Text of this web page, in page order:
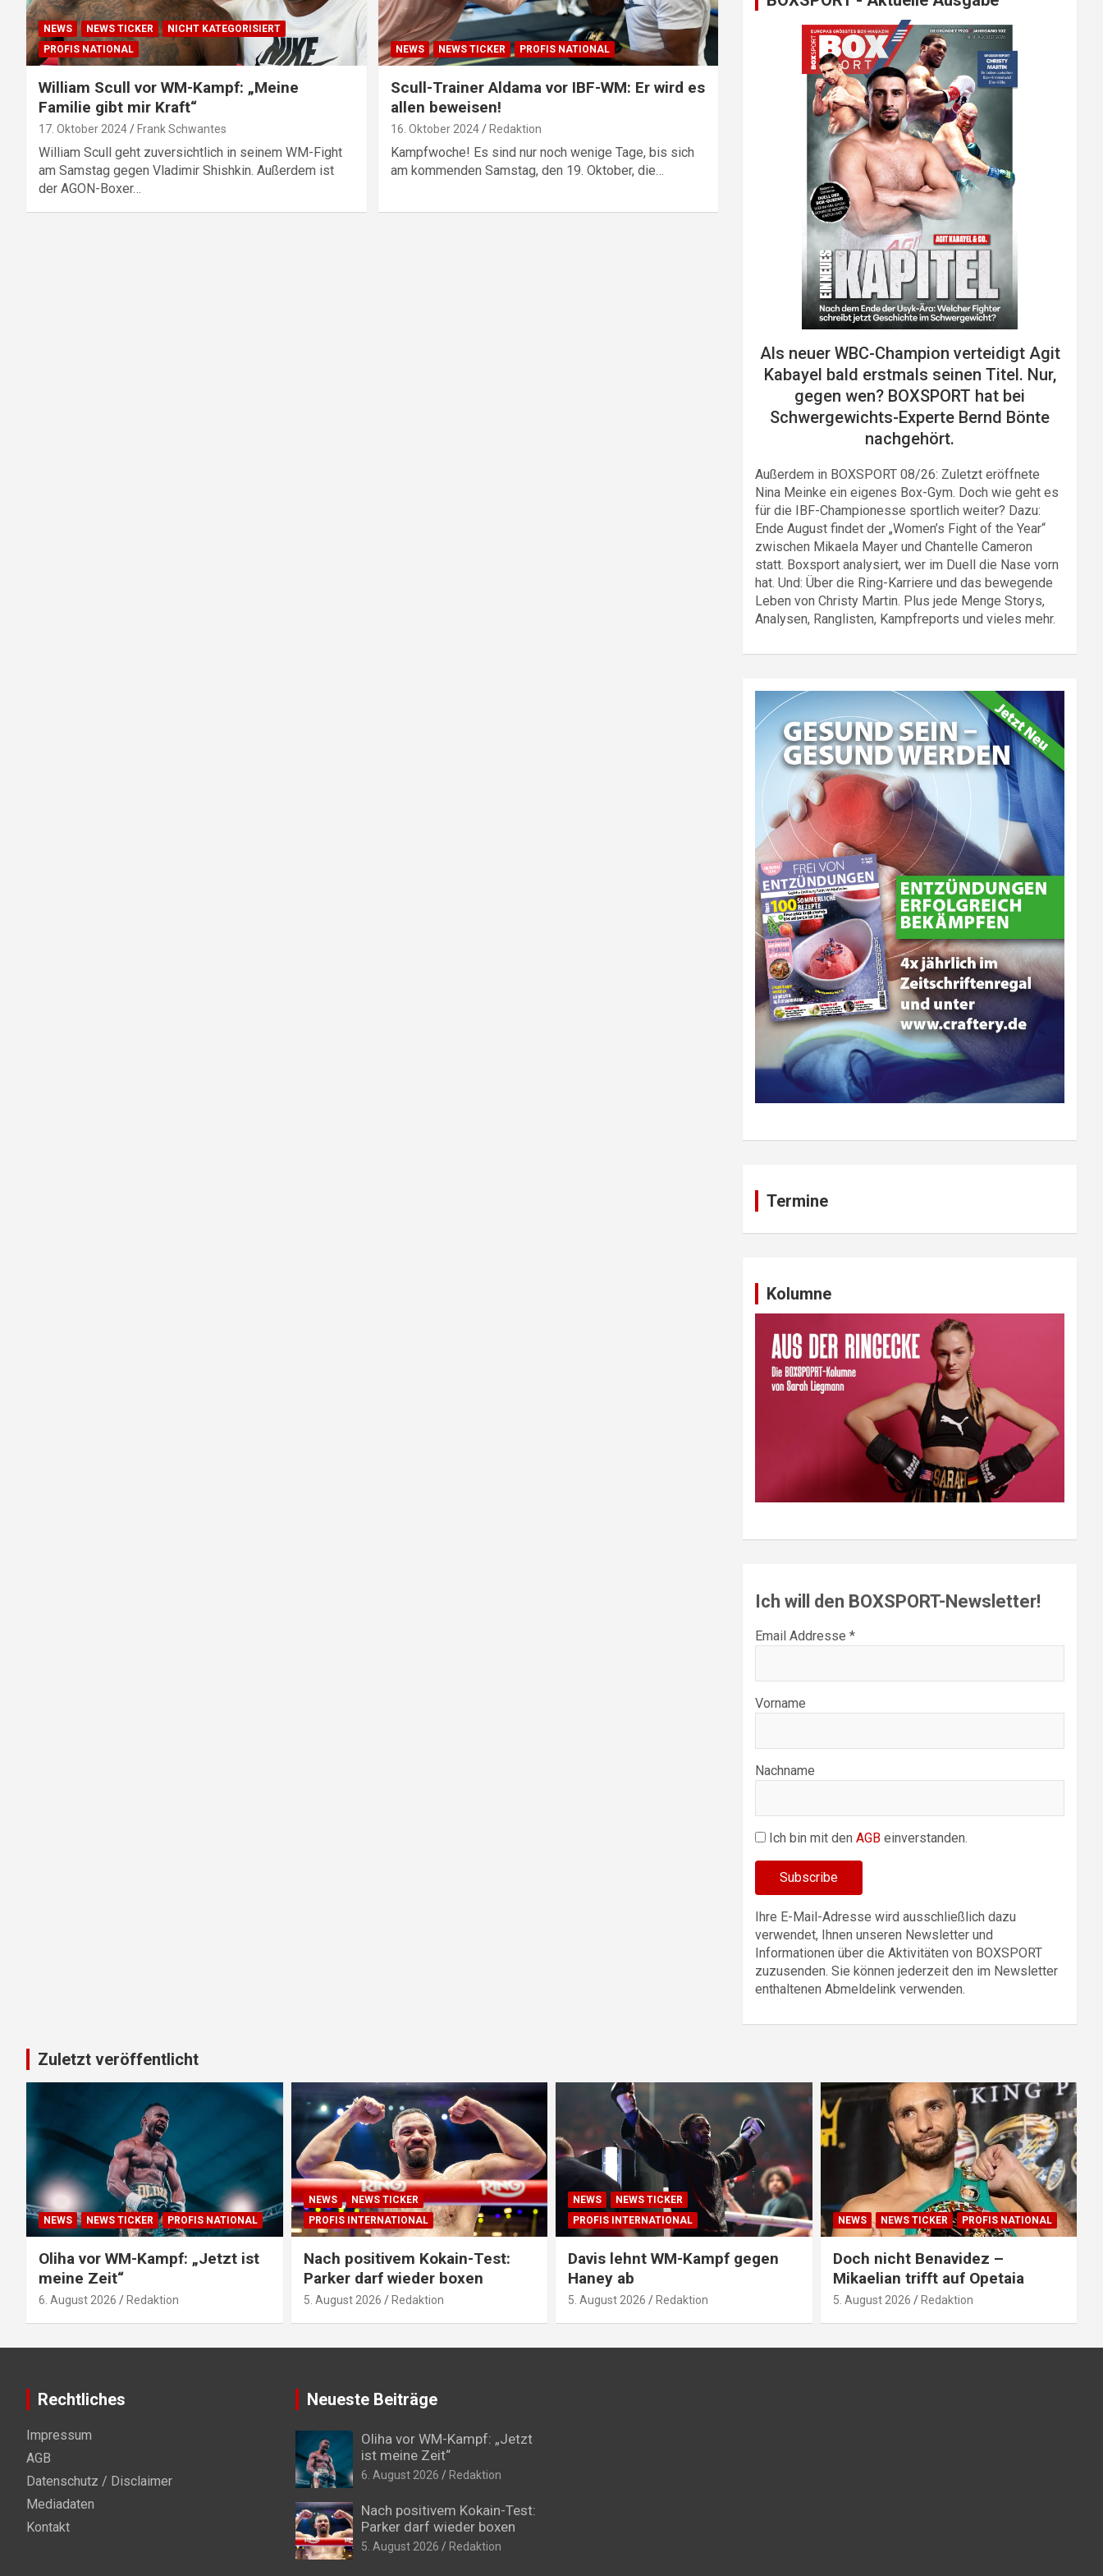
NEWS NEWS TICKER
NICHT KATEGORISIERT
PROFIS NATIONAL
William Scull vor WM-Kampf: „Meine
Familie gibt mir Kraft“
17. Oktober 2024 Frank Schwantes
William Scull geht zuversichtlich in seinem WM-Fight
am Samstag gegen Vladimir Shishkin. Außerdem ist
der AGON-Boxer…
NEWS NEWS TICKER PROFIS NATIONAL
Scull-Trainer Aldama vor IBF-WM: Er wird es
allen beweisen!
16. Oktober 2024 Redaktion
Kampfwoche! Es sind nur noch wenige Tage, bis sich
am kommenden Samstag, den 19. Oktober, die…
Als neuer WBC-Champion verteidigt Agit
Kabayel bald erstmals seinen Titel. Nur,
gegen wen? BOXSPORT hat bei
Schwergewichts-Experte Bernd Bönte
nachgehört.
Außerdem in BOXSPORT 08/26: Zuletzt eröffnete
Nina Meinke ein eigenes Box-Gym. Doch wie geht es
für die IBF-Championesse sportlich weiter? Dazu:
Ende August findet der „Women’s Fight of the Year“
zwischen Mikaela Mayer und Chantelle Cameron
statt. Boxsport analysiert, wer im Duell die Nase vorn
hat. Und: Über die Ring-Karriere und das bewegende
Leben von Christy Martin. Plus jede Menge Storys,
Analysen, Ranglisten, Kampfreports und vieles mehr.
Termine
Kolumne
Ich will den BOXSPORT-Newsletter!
Email Addresse *
Vorname
Nachname
Ich bin mit denAGB einverstanden.
Ihre E-Mail-Adresse wird ausschließlich dazu
verwendet, Ihnen unseren Newsletter und
Informationen über die Aktivitäten von BOXSPORT
zuzusenden. Sie können jederzeit den im Newsletter
enthaltenen Abmeldelink verwenden.
Zuletzt veröffentlicht
NEWS NEWS TICKER PROFIS NATIONAL
Oliha vor WM-Kampf: „Jetzt ist
meine Zeit“
6. August 2026 Redaktion
NEWS
NEWS TICKER
PROFIS INTERNATIONAL
Nach positivem Kokain-Test:
Parker darf wieder boxen
5. August 2026 Redaktion
NEWS
NEWS TICKER
PROFIS INTERNATIONAL
Davis lehnt WM-Kampf gegen
Haney ab
5. August 2026 Redaktion
NEWS NEWS TICKER PROFIS NATIONAL
Doch nicht Benavidez –
Mikaelian trifft auf Opetaia
5. August 2026 Redaktion
Rechtliches
Impressum
AGB
Datenschutz / Disclaimer
Mediadaten
Kontakt
Neueste Beiträge
Oliha vor WM-Kampf: „Jetzt
ist meine Zeit“
6. August 2026 Redaktion
Nach positivem Kokain-Test:
Parker darf wieder boxen
5. August 2026 Redaktion